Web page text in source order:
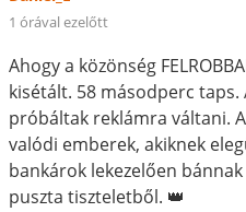
1 órával ezelőtt
Ahogy a közönség
kisétált. 58 másodperc taps.
próbáltak reklámra váltani.
valódi emberek, akiknek
bankárok lekezelően
puszta tiszteletből. 👑